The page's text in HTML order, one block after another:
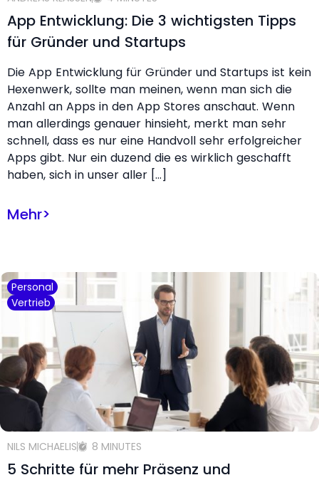
App Entwicklung: Die 3 wichtigsten Tipps
für Gründer und Startups
Die App Entwicklung für Gründer und Startups ist kein
Hexenwerk, sollte man meinen, wenn man sich die
Anzahl an Apps in den App Stores anschaut. Wenn
man allerdings genauer hinsieht, merkt man sehr
schnell, dass es nur eine Handvoll sehr erfolgreicher
Apps gibt. Nur ein duzend die es wirklich geschafft
haben, sich in unser aller […]
Mehr>
Personal
Vertrieb
NILS MICHAELIS 8 MINUTES
5 Schritte für mehr Präsenz und